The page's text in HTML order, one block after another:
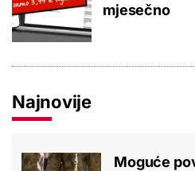
mjesečno
Najnovije
Moguće